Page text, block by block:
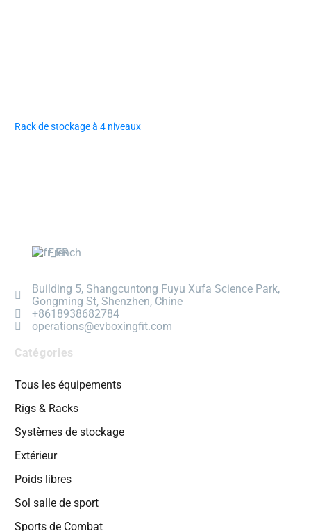
Rack de stockage à 4 niveaux
French
Building 5, Shangcuntong Fuyu Xufa Science Park,
Gongming St, Shenzhen, Chine
+8618938682784
operations@evboxingfit.com
Catégories
Tous les équipements
Rigs & Racks
Systèmes de stockage
Extérieur
Poids libres
Sol salle de sport
Sports de Combat